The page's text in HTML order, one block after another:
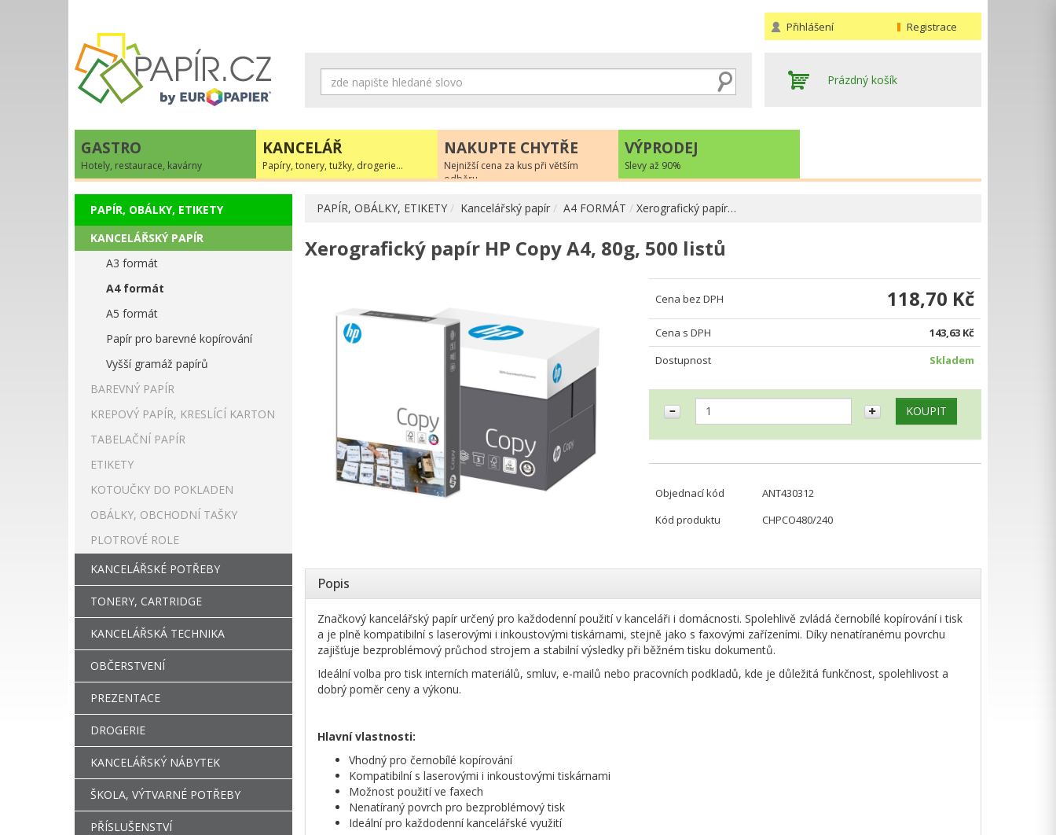
Přihlášení Registrace
Prázdný košík
GASTRO
Hotely, restaurace, kavárny
KANCELÁŘ
Papíry, tonery, tužky, drogerie...
NAKUPTE CHYTŘE
Nejnižší cena za kus při větším
odběru
VÝPRODEJ
Slevy až 90%
PAPÍR, OBÁLKY, ETIKETY Kancelářský papír A4 FORMÁT Xerografický papír…
Xerografický papír HP Copy A4, 80g, 500 listů
Cena bez DPH 118,70 Kč
Cena s DPH
143,63 Kč
Dostupnost
Skladem
Objednací kód
ANT430312
Kód produktu
CHPCO480/240
Popis
Značkový kancelářský papír určený pro každodenní použití v kanceláři i domácnosti. Spolehlivě zvládá černobílé kopírování i tisk
a je plně kompatibilní s laserovými i inkoustovými tiskárnami, stejně jako s faxovými zařízeními. Díky nenatíranému povrchu
zajišťuje bezproblémový průchod strojem a stabilní výsledky při běžném tisku dokumentů.
Ideální volba pro tisk interních materiálů, smluv, e-mailů nebo pracovních podkladů, kde je důležitá funkčnost, spolehlivost a
dobrý poměr ceny a výkonu.
Hlavní vlastnosti:
Vhodný pro černobílé kopírování
Kompatibilní s laserovými i inkoustovými tiskárnami
Možnost použití ve faxech
Nenatíraný povrch pro bezproblémový tisk
Ideální pro každodenní kancelářské využití
PAPÍR, OBÁLKY, ETIKETY
KANCELÁŘSKÝ PAPÍR
A3 formát
A4 formát
A5 formát
Papír pro barevné kopírování
Vyšší gramáž papírů
BAREVNÝ PAPÍR
KREPOVÝ PAPÍR, KRESLÍCÍ KARTON
TABELAČNÍ PAPÍR
ETIKETY
KOTOUČKY DO POKLADEN
OBÁLKY, OBCHODNÍ TAŠKY
PLOTROVÉ ROLE
KANCELÁŘSKÉ POTŘEBY
TONERY, CARTRIDGE
KANCELÁŘSKÁ TECHNIKA
OBČERSTVENÍ
PREZENTACE
DROGERIE
KANCELÁŘSKÝ NÁBYTEK
ŠKOLA, VÝTVARNÉ POTŘEBY
PŘÍSLUŠENSTVÍ